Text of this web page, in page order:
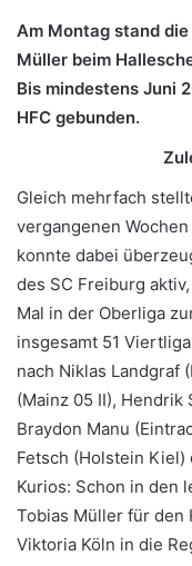
Am Montag stand
Müller beim
Bis mindestens Juni
HFC gebunden.
Gleich mehrfach
vergangenen
konnte dabei
des SC Freiburg
Mal in der Oberliga
insgesamt 51
nach Niklas Landgraf
(Mainz 05 II), Hendrik
Braydon Manu
Fetsch (Holstein
Kurios: Schon in den
Tobias Müller für den
Viktoria Köln in die